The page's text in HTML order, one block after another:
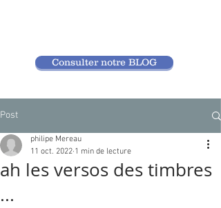
Consulter notre BLOG
Post
ah les versos des timbres
...
philipe Mereau
11 oct. 2022 1 min de lecture